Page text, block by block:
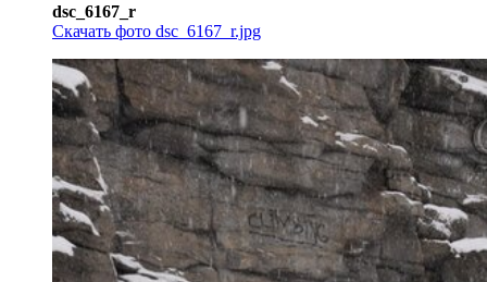
dsc_6167_r
Скачать фото dsc_6167_r.jpg